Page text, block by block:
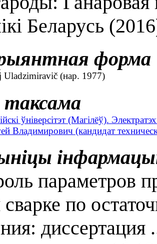
Беларусь
форма
(нар. 1977)
таксама
ўніверсітэт (Магілёў).
Владимирович (кандидат
параметров
по
диссертация